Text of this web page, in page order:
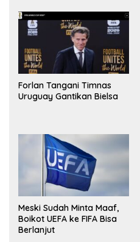
Forlan Tangani Timnas
Uruguay Gantikan Bielsa
Meski Sudah Minta Maaf,
Boikot UEFA ke FIFA Bisa
Berlanjut